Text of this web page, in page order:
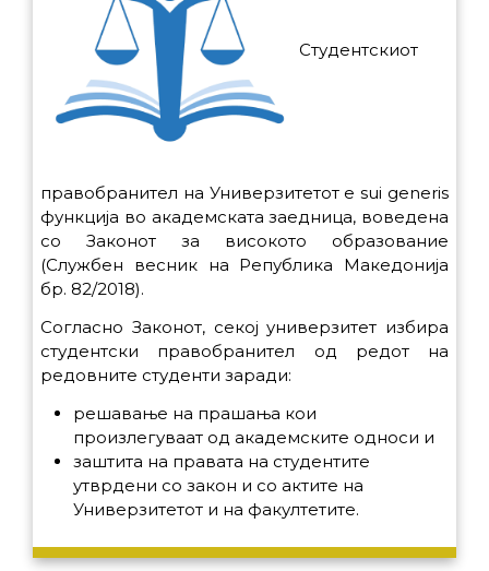
Студентскиот
правобранител на Универзитетот е sui generis
функција во академската заедница, воведена
со Законот за високото образование
(Службен весник на Република Македонија
бр. 82/2018).
Согласно Законот, секој универзитет избира
студентски правобранител од редот на
редовните студенти заради:
решавање на прашања кои
произлегуваат од академските односи и
заштита на правата на студентите
утврдени со закон и со актите на
Универзитетот и на факултетите.